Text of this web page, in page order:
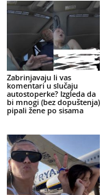
Zabrinjavaju li vas
komentari u slučaju
autostoperke? Izgleda da
bi mnogi (bez dopuštenja)
pipali žene po sisama